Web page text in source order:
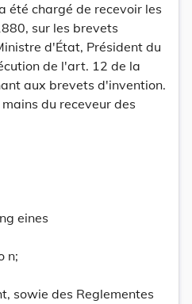
été chargé de recevoir les
sur les brevets
d'État, Président du
de l'art. 12 de la
aux brevets d'invention.
du receveur des
eines
n;
sowie des Reglementes